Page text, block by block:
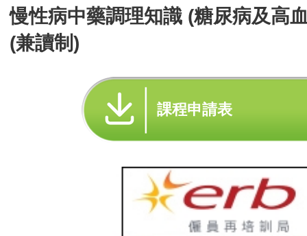
慢性病中藥調理知識 (糖尿病及高
(兼讀制)
課程申請表